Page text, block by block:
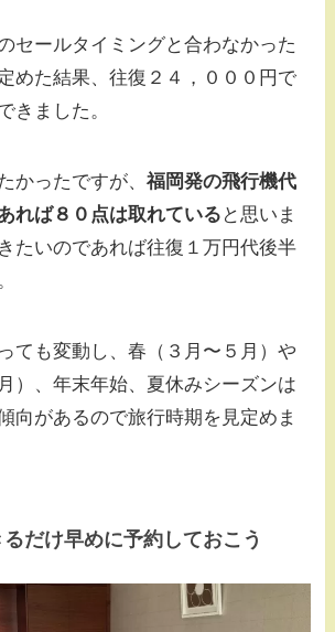
セールタイミングと合わなかった
めた結果、往復２４，０００円で
きました。
かったですが、福岡発の飛行機代
れば８０点は取れている と思いま
たいのであれば往復１万円代後半
ても変動し、春（３月〜５月）や
）、年末年始、夏休みシーズンは
向があるので旅行時期を見定めま
だけ早めに予約しておこう